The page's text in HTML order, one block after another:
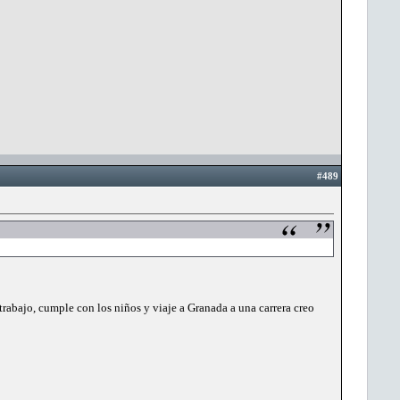
#489
cumple con los niños y viaje a Granada a una carrera creo